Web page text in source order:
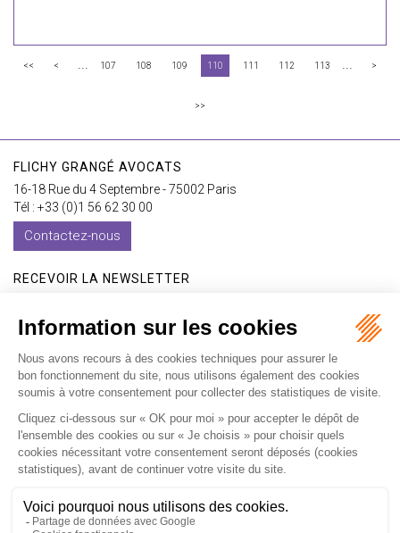
<< < ... 107 108 109 110 111 112 113 ... >
>>
FLICHY GRANGÉ AVOCATS
16-18 Rue du 4 Septembre - 75002 Paris
Tél : +33 (0)1 56 62 30 00
Contactez-nous
RECEVOIR LA NEWSLETTER
Je m'inscris
Accueil Expertises Les formations International Avocats Cabinet Vidéos
Recrutement
Mentions légales
Politique de confidentialité